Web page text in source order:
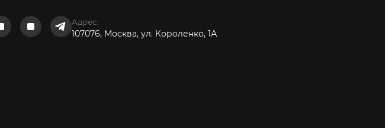
Адрес:
107076, Москва, ул. Короленко, 1А